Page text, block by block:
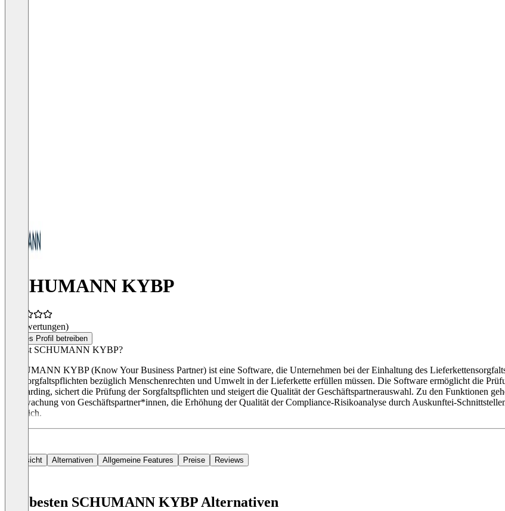
SCHUMANN KYBP
(0 Bewertungen)
Dieses Profil betreiben
Was ist SCHUMANN KYBP?
SCHUMANN KYBP (Know Your Business Partner) ist eine Software, die Unternehmen bei der Einhaltung des
ihre Sorgfaltspflichten bezüglich Menschenrechten und Umwelt in der Lieferkette erfüllen müssen. Die Software ermöglicht die
Onboarding, sichert die Prüfung der Sorgfaltspflichten und steigert die Qualität der Geschäftspartnerauswahl. Zu den Funktionen
Überwachung von Geschäftspartner*innen, die Erhöhung der Qualität der Compliance-Risikoanalyse durch Auskunftei-
erhältlich.
Übersicht Alternativen Allgemeine Features Preise Reviews
Die besten SCHUMANN KYBP Alternativen